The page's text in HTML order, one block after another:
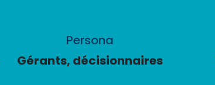
Persona
Gérants, décisionnaires